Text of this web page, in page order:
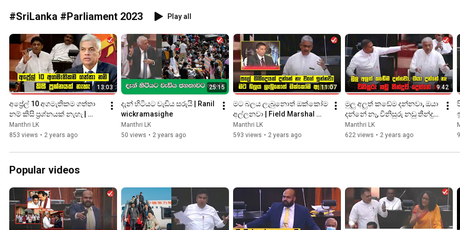
#SriLanka #Parliament 2023 Play all
13:03
අප්‍රේල් 10 අගමැතිකම ගත්තා
නම් කිසි ප්‍රශ්නයක් නැහැ |
Sajith Premadasa
Manthri LK
853 views • 2 years ago
25:15
දැන් හිටියට වැඩිය සරුයි | Ranil
wickramasighe
Manthri LK
50 views • 2 years ago
11:07
මට බලය ලැබුනොත් ඔක්කෝම
අල්ලනවා | Field Marshal
Sarath Fonseka
Manthri LK
593 views • 2 years ago
9:42
මුලු අලුත් කඩේම දන්නවා, ඔයා
දන්නේ නෑ, විනිසුරු නඩු තීන්දුව
දෙන්නේ නෑ | Lakshman
Kiriella
Manthri LK
622 views • 2 years ago
Popular videos